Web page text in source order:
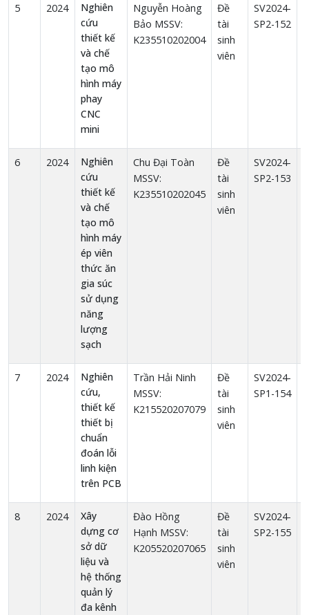
5 2024
Nghiên
cứu
thiết kế
và chế
tạo mô
hình máy
phay
CNC
mini
Nguyễn Hoàng
Bảo MSSV:
K235510202004
Đề
tài
sinh
viên
SV2024-
SP2-152
6 2024
Nghiên
cứu
thiết kế
và chế
tạo mô
hình máy
ép viên
thức ăn
gia súc
sử dụng
năng
lượng
sạch
Chu Đại Toàn
MSSV:
K235510202045
Đề
tài
sinh
viên
SV2024-
SP2-153
7 2024
Nghiên
cứu,
thiết kế
thiết bị
chuẩn
đoán lỗi
linh kiện
trên PCB
Trần Hải Ninh
MSSV:
K215520207079
Đề
tài
sinh
viên
SV2024-
SP1-154
8 2024
Xây
dựng cơ
sở dữ
liệu và
hệ thống
quản lý
đa kênh
Đào Hồng
Hạnh MSSV:
K205520207065
Đề
tài
sinh
viên
SV2024-
SP2-155